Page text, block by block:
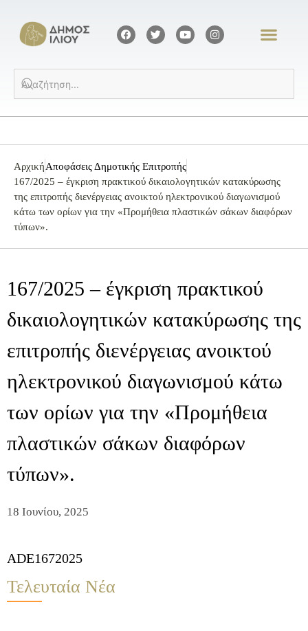
ΑρχικήΑποφάσεις Δημοτικής Επιτροπής
167/2025 – έγκριση πρακτικού δικαιολογητικών κατακύρωσης
της επιτροπής διενέργειας ανοικτού ηλεκτρονικού διαγωνισμού
κάτω των ορίων για την «Προμήθεια πλαστικών σάκων διαφόρων
τύπων».
167/2025 – έγκριση πρακτικού
δικαιολογητικών κατακύρωσης της
επιτροπής διενέργειας ανοικτού
ηλεκτρονικού διαγωνισμού κάτω
των ορίων για την «Προμήθεια
πλαστικών σάκων διαφόρων
τύπων».
18 Ιουνίου, 2025
ADE1672025
Τελευταία Νέα